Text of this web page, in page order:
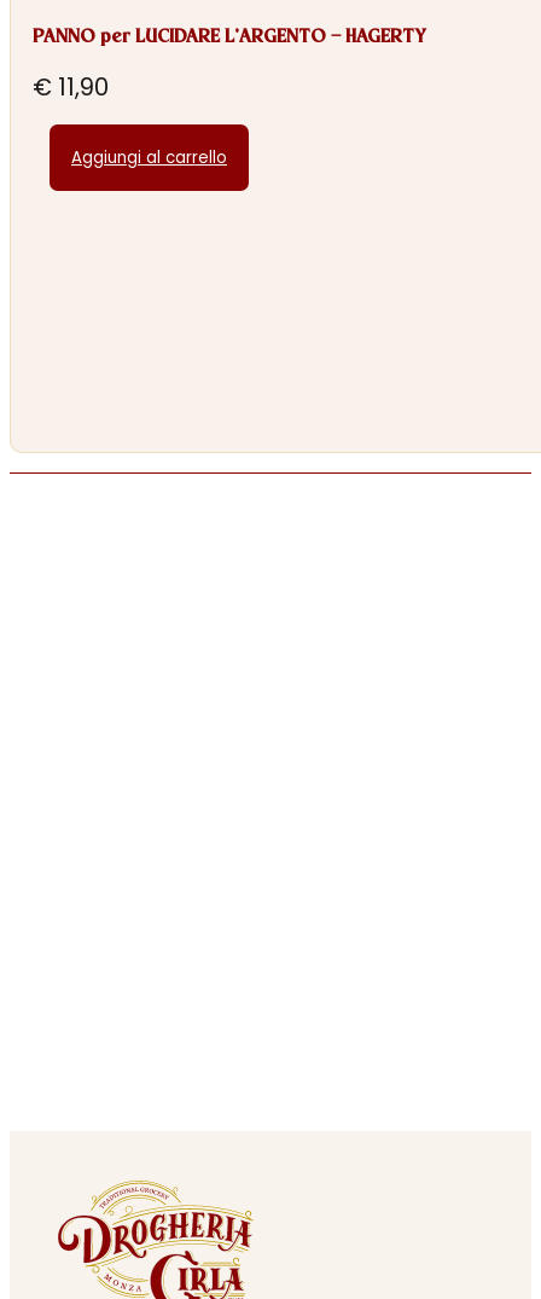
PANNO per LUCIDARE L’ARGENTO – HAGERTY
€ 11,90
Aggiungi al carrello